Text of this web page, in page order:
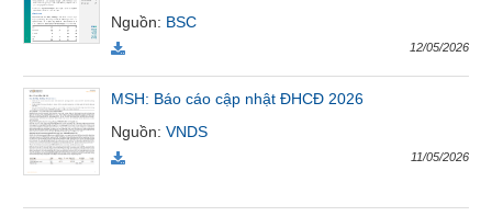
Nguồn: BSC
12/05/2026
MSH: Báo cáo cập nhật ĐHCĐ 2026
Nguồn:VNDS
11/05/2026
tác
giả
Báo
cáo
phân